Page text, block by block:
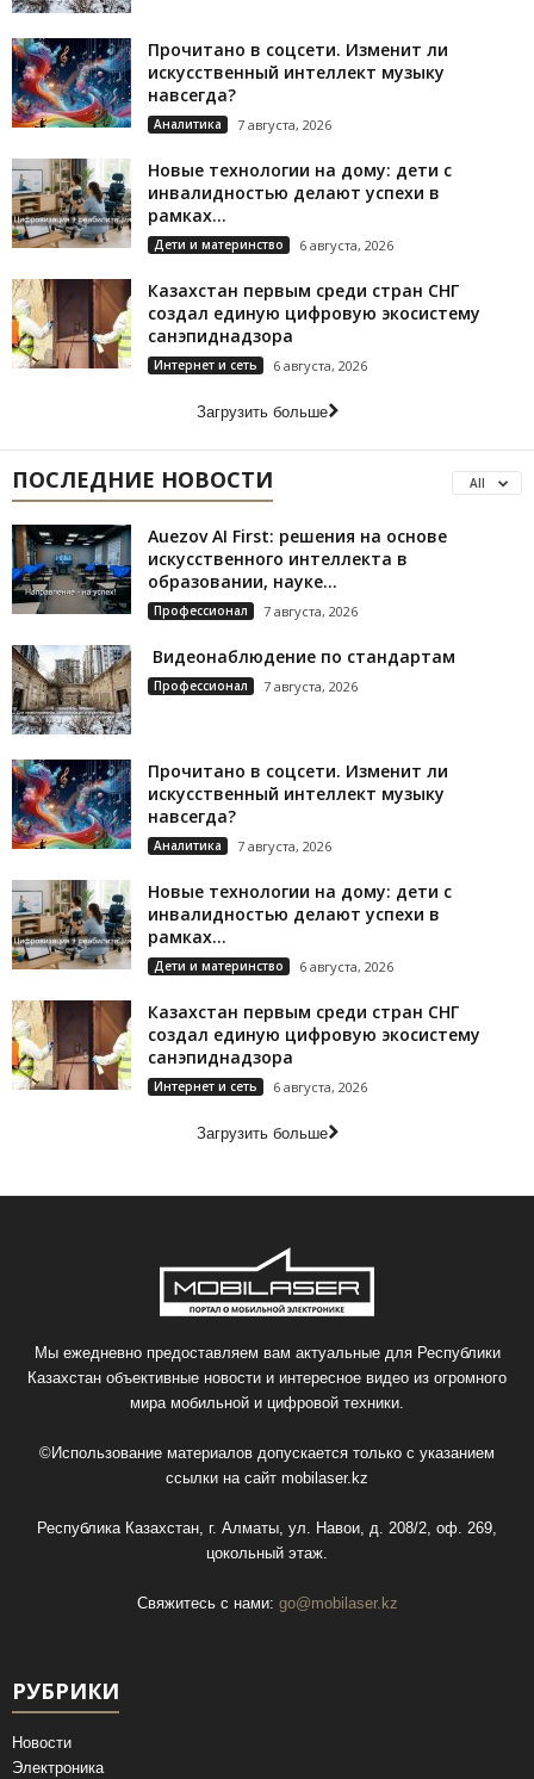
Прочитано в соцсети. Изменит ли
искусственный интеллект музыку
навсегда?
Аналитика 7 августа, 2026
Новые технологии на дому: дети с
инвалидностью делают успехи в
рамках...
Дети и материнство 6 августа, 2026
Казахстан первым среди стран СНГ
создал единую цифровую экосистему
санэпиднадзора
Интернет и сеть 6 августа, 2026
Загрузить больше
ПОСЛЕДНИЕ НОВОСТИ All
Auezov AI First: решения на основе
искусственного интеллекта в
образовании, науке...
Профессионал 7 августа, 2026
Видеонаблюдение по стандартам
Профессионал 7 августа, 2026
Прочитано в соцсети. Изменит ли
искусственный интеллект музыку
навсегда?
Аналитика 7 августа, 2026
Новые технологии на дому: дети с
инвалидностью делают успехи в
рамках...
Дети и материнство 6 августа, 2026
Казахстан первым среди стран СНГ
создал единую цифровую экосистему
санэпиднадзора
Интернет и сеть 6 августа, 2026
Загрузить больше
Мы ежедневно предоставляем вам актуальные для Республики
Казахстан объективные новости и интересное видео из огромного
мира мобильной и цифровой техники.
©Использование материалов допускается только с указанием
ссылки на сайт mobilaser.kz
Республика Казахстан, г. Алматы, ул. Навои, д. 208/2, оф. 269,
цокольный этаж.
Свяжитесь с нами: go@mobilaser.kz
РУБРИКИ
Новости
Электроника